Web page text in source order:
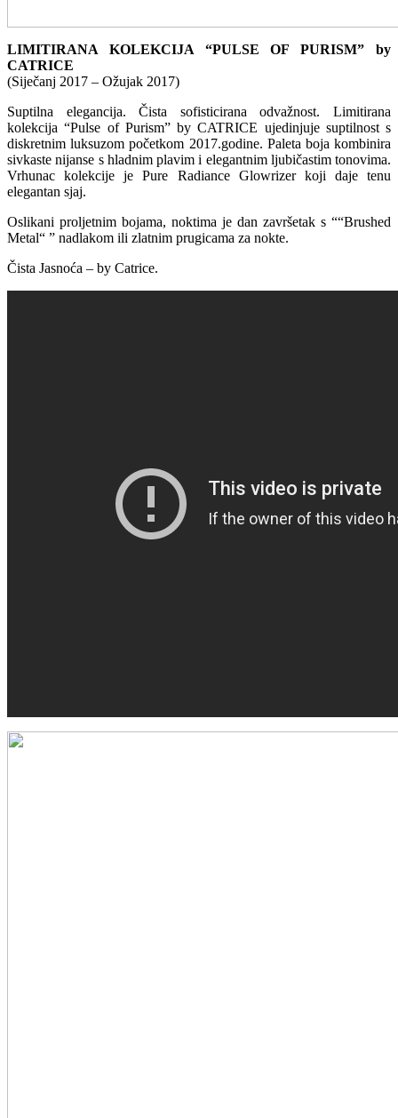
LIMITIRANA KOLEKCIJA “PULSE OF PURISM” by
CATRICE
(Siječanj 2017 – Ožujak 2017)
Suptilna elegancija. Čista sofisticirana odvažnost. Limitirana
kolekcija “Pulse of Purism” by CATRICE ujedinjuje suptilnost s
diskretnim luksuzom početkom 2017.godine. Paleta boja kombinira
sivkaste nijanse s hladnim plavim i elegantnim ljubičastim tonovima.
Vrhunac kolekcije je Pure Radiance Glowrizer koji daje tenu
elegantan sjaj.
Oslikani proljetnim bojama, noktima je dan završetak s ““Brushed
Metal“ ” nadlakom ili zlatnim prugicama za nokte.
Čista Jasnoća – by Catrice.